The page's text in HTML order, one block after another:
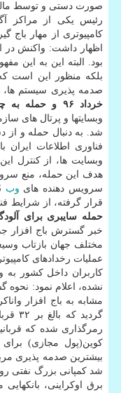
صورت دستی و توسط
رئیس یكی از مراكز
كامپیوتری از مهار باج
اظهار داشت: واكنش در
بود. البته این به این
بلكه منظور این است
صدمه پذیری سیستم ها،
خرداد ۹۶ و حمله به چند وبسایت دولتی
وبسایتها و پرتال های
شد. به دنبال حمله و
فناوری اطلاعات ایران
وبسایت ها، از كنترل
هدف این حمله، منع
سرویس دهنده های وب
قرار گرفته، از شرایط
حمله سایبری برای
مختلف جهان بازتاب
عملیات رخدادهای
نشده، اعلام نمود: نحوه
كوین(پول مجازی) برای
بیشترین صدمه پذیری